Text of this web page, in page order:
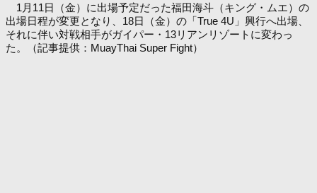
1月11日（金）に出場予定だった福田海斗（キング・ムエ）の
出場日程が変更となり、18日（金）の「True 4U」興行へ出場、
それに伴い対戦相手がガイパー・13リアンリゾートに変わっ
た。（記事提供：MuayThai Super Fight）